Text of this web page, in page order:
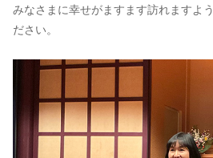
みなさまに幸せがますます訪れますよ
ださい。